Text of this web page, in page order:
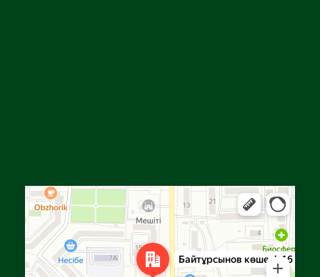
Яндекс Карталар — көлік, навигация, орындарды іздеу